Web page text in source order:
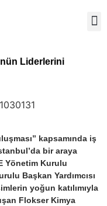
Liderlerini
kapsamında iş
bir araya
Yönetim Kurulu
Başkan Yardımcısı
yoğun katılımıyla
Flokser Kimya